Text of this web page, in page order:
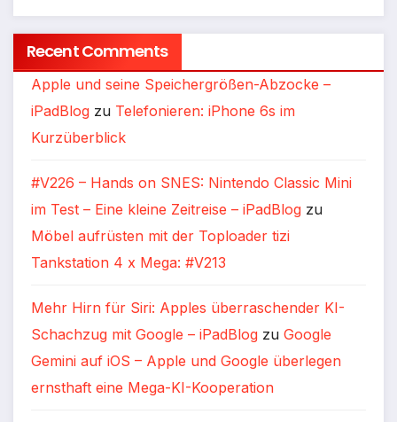
Recent Comments
Apple und seine Speichergrößen-Abzocke –
iPadBlog zu Telefonieren: iPhone 6s im
Kurzüberblick
#V226 – Hands on SNES: Nintendo Classic Mini
im Test – Eine kleine Zeitreise – iPadBlog zu
Möbel aufrüsten mit der Toploader tizi
Tankstation 4 x Mega: #V213
Mehr Hirn für Siri: Apples überraschender KI-
Schachzug mit Google – iPadBlog zu Google
Gemini auf iOS – Apple und Google überlegen
ernsthaft eine Mega-KI-Kooperation